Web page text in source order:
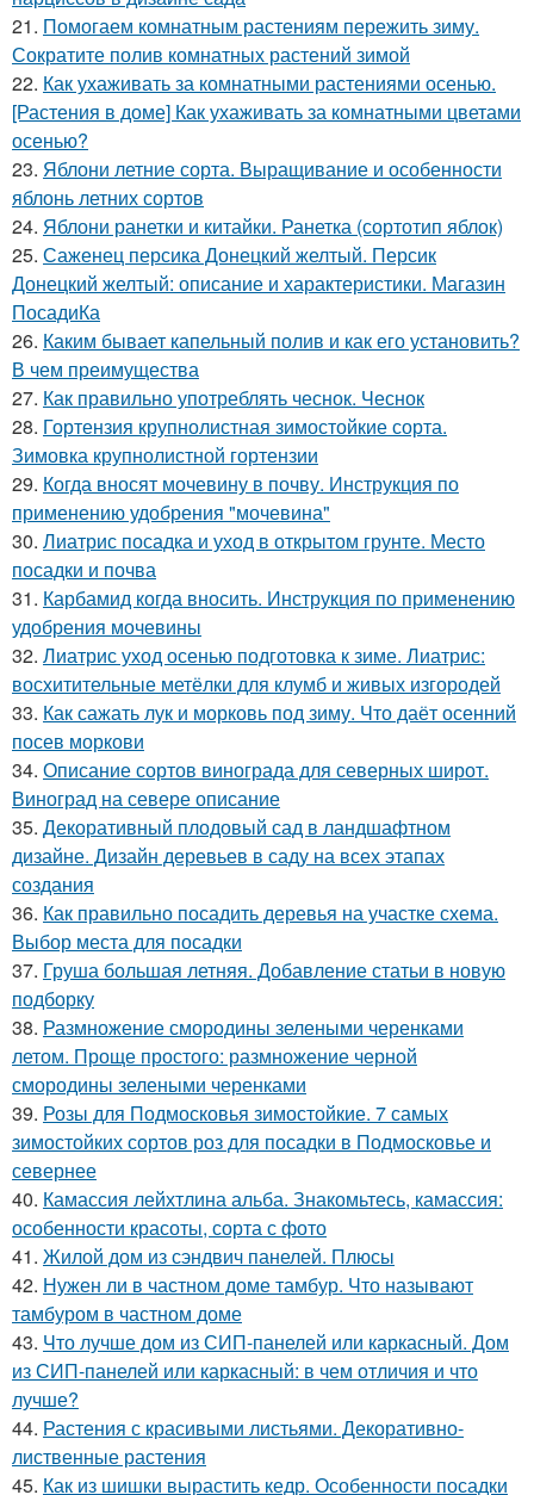
21. Помогаем комнатным растениям пережить зиму.
Сократите полив комнатных растений зимой
22. Как ухаживать за комнатными растениями осенью.
[Растения в доме] Как ухаживать за комнатными цветами
осенью?
23. Яблони летние сорта. Выращивание и особенности
яблонь летних сортов
24. Яблони ранетки и китайки. Ранетка (сортотип яблок)
25. Саженец персика Донецкий желтый. Персик
Донецкий желтый: описание и характеристики. Магазин
ПосадиКа
26. Каким бывает капельный полив и как его установить?
В чем преимущества
27. Как правильно употреблять чеснок. Чеснок
28. Гортензия крупнолистная зимостойкие сорта.
Зимовка крупнолистной гортензии
29. Когда вносят мочевину в почву. Инструкция по
применению удобрения "мочевина"
30. Лиатрис посадка и уход в открытом грунте. Место
посадки и почва
31. Карбамид когда вносить. Инструкция по применению
удобрения мочевины
32. Лиатрис уход осенью подготовка к зиме. Лиатрис:
восхитительные метёлки для клумб и живых изгородей
33. Как сажать лук и морковь под зиму. Что даёт осенний
посев моркови
34. Описание сортов винограда для северных широт.
Виноград на севере описание
35. Декоративный плодовый сад в ландшафтном
дизайне. Дизайн деревьев в саду на всех этапах
создания
36. Как правильно посадить деревья на участке схема.
Выбор места для посадки
37. Груша большая летняя. Добавление статьи в новую
подборку
38. Размножение смородины зелеными черенками
летом. Проще простого: размножение черной
смородины зелеными черенками
39. Розы для Подмосковья зимостойкие. 7 самых
зимостойких сортов роз для посадки в Подмосковье и
севернее
40. Камассия лейхтлина альба. Знакомьтесь, камассия:
особенности красоты, сорта с фото
41. Жилой дом из сэндвич панелей. Плюсы
42. Нужен ли в частном доме тамбур. Что называют
тамбуром в частном доме
43. Что лучше дом из СИП-панелей или каркасный. Дом
из СИП-панелей или каркасный: в чем отличия и что
лучше?
44. Растения с красивыми листьями. Декоративно-
лиственные растения
45. Как из шишки вырастить кедр. Особенности посадки